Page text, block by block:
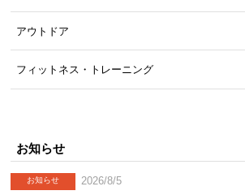
アウトドア
フィットネス・トレーニング
お知らせ
お知らせ
2026/8/5